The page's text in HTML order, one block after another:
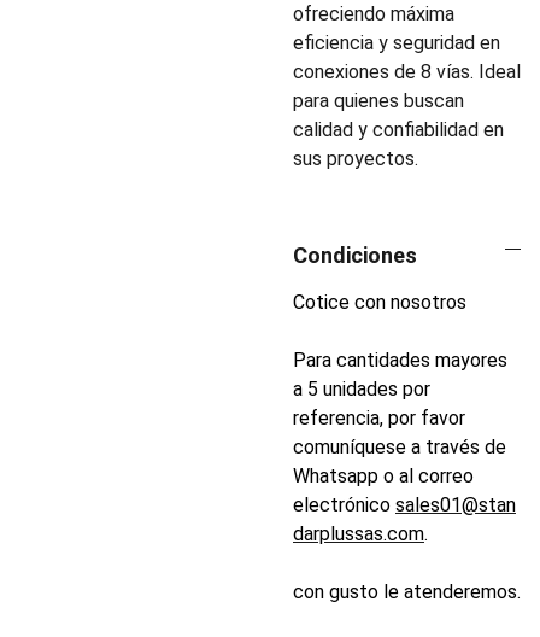
ofreciendo máxima
eficiencia y seguridad en
conexiones de 8 vías. Ideal
para quienes buscan
calidad y confiabilidad en
sus proyectos.
Condiciones
Cotice con nosotros
Para cantidades mayores
a 5 unidades por
referencia, por favor
comuníquese a través de
Whatsapp o al correo
electrónico sales01@stan
darplussas.com.
con gusto le atenderemos.